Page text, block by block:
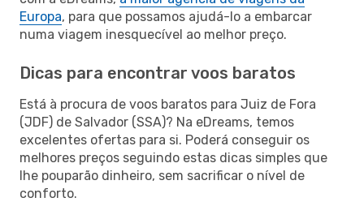
Europa, para que possamos ajudá-lo a embarcar
numa viagem inesquecível ao melhor preço.
Dicas para encontrar voos baratos
Está à procura de voos baratos para Juiz de Fora
(JDF) de Salvador (SSA)? Na eDreams, temos
excelentes ofertas para si. Poderá conseguir os
melhores preços seguindo estas dicas simples que
lhe pouparão dinheiro, sem sacrificar o nível de
conforto.